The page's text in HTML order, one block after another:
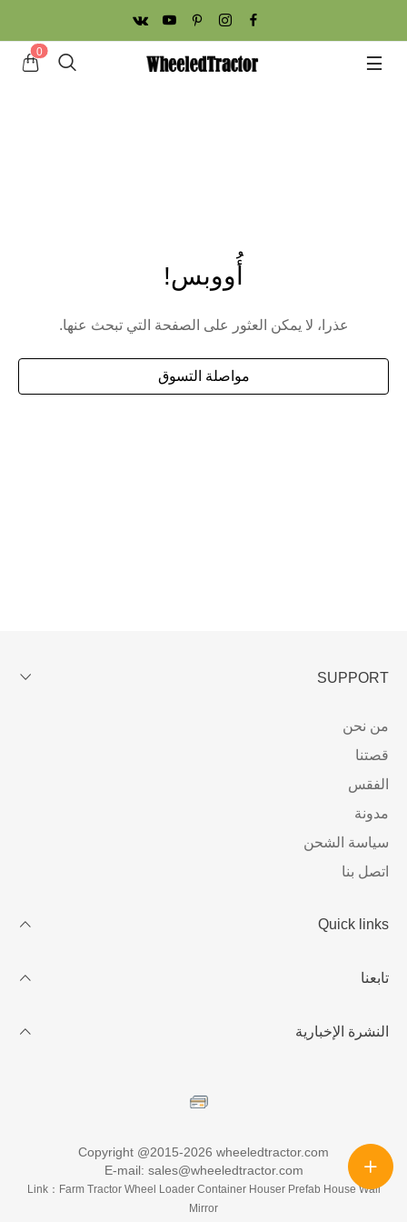
0
أُووبس!
عذرا، لا يمكن العثور على الصفحة التي تبحث عنها.
مواصلة التسوق
SUPPORT
من نحن
قصتنا
الفقس
مدونة
سياسة الشحن
اتصل بنا
Quick links
حسابي الخاص
كيف تطلب
تابعنا
النشرة الإخبارية
التوافر والنمط ، أو كمساحة لعرض المراجعات الحديثة أو الآراء.
Copyright @2015-2026 wheeledtractor.com
E-mail: sales@wheeledtractor.com
Link： Farm Tractor Wheel Loader Container Houser Prefab House Wall
Mirror